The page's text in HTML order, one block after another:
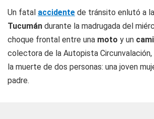
Un fatal accidente de tránsito enlutó a
Tucumán durante la madrugada del
choque frontal entre una moto y un
colectora de la Autopista
la muerte de dos personas: una joven
padre.